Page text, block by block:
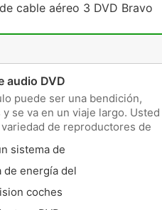
cable aéreo 3 DVD Bravo
audio DVD
puede ser una bendición,
se va en un viaje largo. Usted
de reproductores de
que se adapte a su coche y e
sistema de
de energía del
coches